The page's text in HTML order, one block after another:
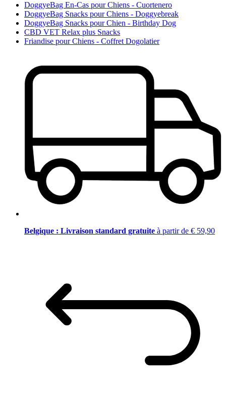
DoggyeBag En-Cas pour Chiens - Cuortenero
DoggyeBag Snacks pour Chiens - Doggyebreak
DoggyeBag Snacks pour Chien - Birthday Dog
CBD VET Relax plus Snacks
Friandise pour Chiens - Coffret Dogolatier
Belgique : Livraison standard gratuite à partir de € 59,90